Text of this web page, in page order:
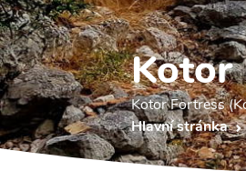
Kotor
Kotor Fortress
Hlavní stránka